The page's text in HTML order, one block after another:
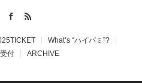
What’s “ハイパミ”?
付
ARCHIVE